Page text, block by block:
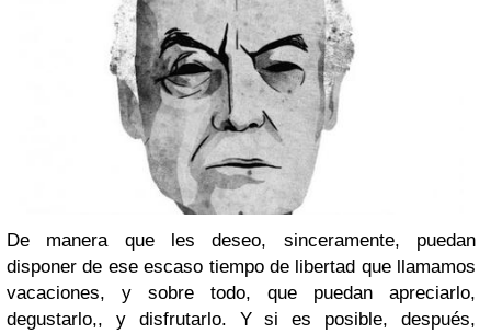
De manera que les deseo, sinceramente, puedan
disponer de ese escaso tiempo de libertad que llamamos
vacaciones, y sobre todo, que puedan apreciarlo,
degustarlo,, y disfrutarlo. Y si es posible, después,